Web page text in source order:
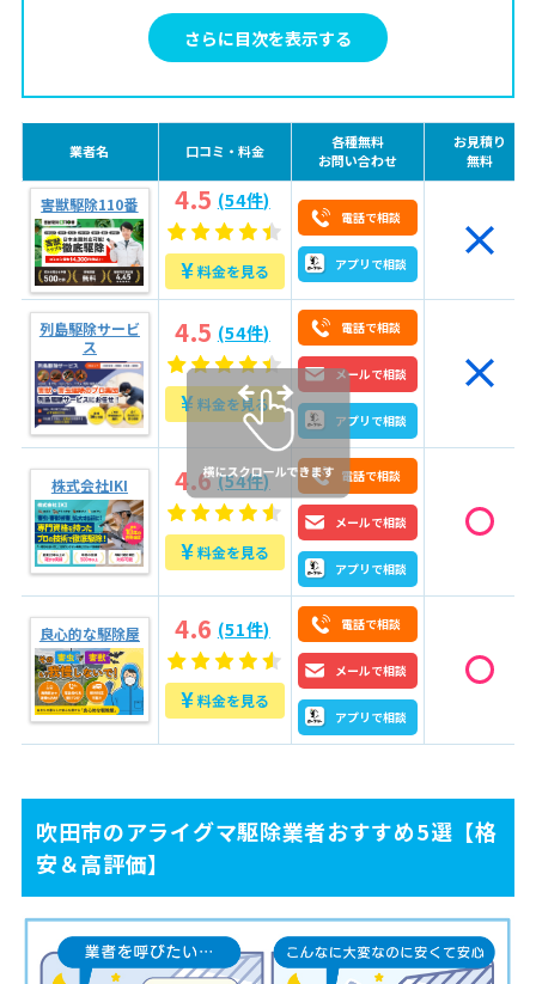
4.Webサイトにアライグマの具体的な駆除方法が記載さ
5.Webサイトに自分の状況と同じ事例が記載されている
2.66.資格保有者の情報を確かめる
広島市でネズミ駆除業者に安く依頼する方法【3つの
コツ】
3.1複数の業者から見積もりを取る
3.2不要な追加オプションをつけない
3.3安い業者を見つける
4
アライグマ駆除依頼の流れ【まず、何を伝えればい
い？】
4.1初めに業者に伝えること
4.2キャンセルはどのタイミングまでOK？
4.3アライグマ駆除の費用相場はどのくらい？
4.4業者への支払い方法は？
4.5カドを立てない断り方は？
【吹田市のアライグマ駆除】まずはプロにご相談を！
さらに目次を表示する
業者名 口コミ・料金
各種無料
お問い合わせ
お見積り
無料
害獣駆除110番 4.5 (54件)
¥料金を見る
電話で相談
アプリで相談
列島駆除サービ
ス
4.5 (54件)
¥ 料金を見る
電話で相談
メールで相談
アプリで相談
株式会社IKI 4.6 (54件)
¥料金を見る
電話で相談
メールで相談
アプリで相談
良心的な駆除屋 4.6 (51件)
¥料金を見る
電話で相談
メールで相談
アプリで相談
吹田市のアライグマ駆除業者おすすめ5選【格
安＆高評価】